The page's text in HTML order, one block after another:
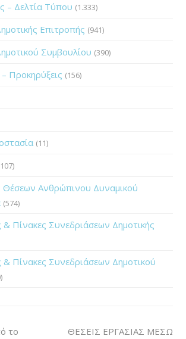
– Δελτία Τύπου (1.333)
Επιτροπής (941)
Συμβουλίου (390)
Προκηρύξεις (156)
(11)
Θέσεων Ανθρώπινου Δυναμικού
(574)
& Πίνακες Συνεδριάσεων Δημοτικής
& Πίνακες Συνεδριάσεων Δημοτικού
το
ΘΕΣΕΙΣ ΕΡΓΑΣΙΑΣ ΜΕΣΩ